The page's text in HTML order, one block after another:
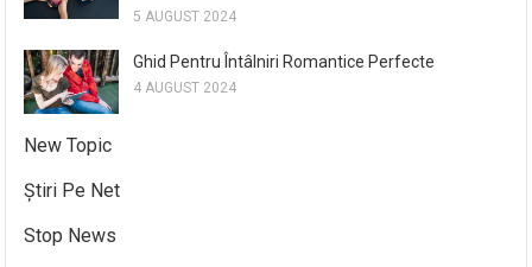
5 AUGUST 2024
Ghid Pentru Întâlniri Romantice Perfecte
4 AUGUST 2024
New Topic
Știri Pe Net
Stop News